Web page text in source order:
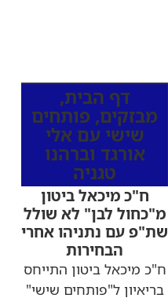
דף הבית,
מבזקים, פותחים
שישי עם אלי
אורגד וברהנו
טגניה
ח"כ מיכאל ביטון
מ"כחול לבן" לא שולל
שת"פ עם נתניהו אחרי
הבחירות
ח"כ מיכאל ביטון התייחס
בריאיון ל"פותחים שישי"